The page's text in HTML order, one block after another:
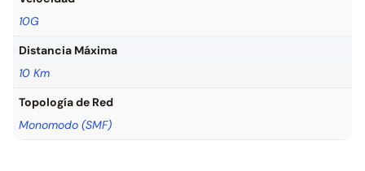
10G
Distancia Máxima
10 Km
Topología de Red
Monomodo (SMF)